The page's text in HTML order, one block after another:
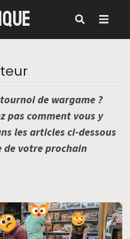
de wargame ?
pas comment vous y
les articles ci-dessous
de votre prochain